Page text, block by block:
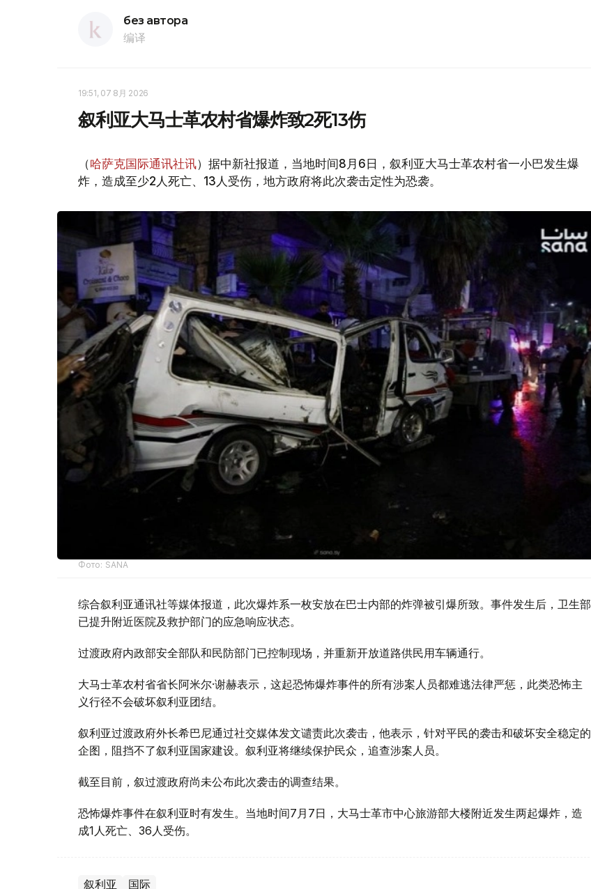
без автора
编译
19:51, 07 8月 2026
叙利亚大马士革农村省爆炸致2死13伤
（哈萨克国际通讯社讯）据中新社报道，当地时间8月6日，叙利亚大马士革农村省一小巴发生爆
炸，造成至少2人死亡、13人受伤，地方政府将此次袭击定性为恐袭。
Фото: SANA
综合叙利亚通讯社等媒体报道，此次爆炸系一枚安放在巴士内部的炸弹被引爆所致。事件发生后，卫生部
已提升附近医院及救护部门的应急响应状态。
过渡政府内政部安全部队和民防部门已控制现场，并重新开放道路供民用车辆通行。
大马士革农村省省长阿米尔·谢赫表示，这起恐怖爆炸事件的所有涉案人员都难逃法律严惩，此类恐怖主
义行径不会破坏叙利亚团结。
叙利亚过渡政府外长希巴尼通过社交媒体发文谴责此次袭击，他表示，针对平民的袭击和破坏安全稳定的
企图，阻挡不了叙利亚国家建设。叙利亚将继续保护民众，追查涉案人员。
截至目前，叙过渡政府尚未公布此次袭击的调查结果。
恐怖爆炸事件在叙利亚时有发生。当地时间7月7日，大马士革市中心旅游部大楼附近发生两起爆炸，造
成1人死亡、36人受伤。
叙利亚 国际